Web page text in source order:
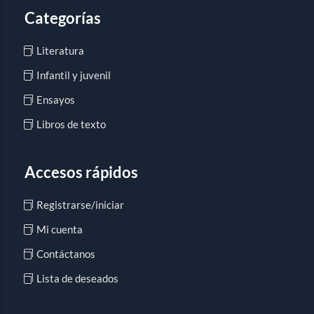
Categorías
Literatura
Infantil y juvenil
Ensayos
Libros de texto
Accesos rápidos
Registrarse/iniciar
Mi cuenta
Contáctanos
Lista de deseados